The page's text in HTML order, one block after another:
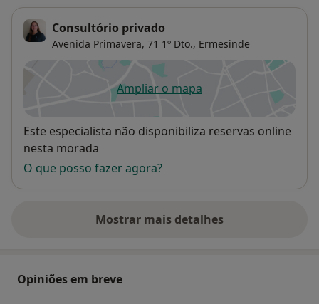
Consultório privado
Avenida Primavera, 71 1º Dto., Ermesinde
Ampliar o mapaabre num novo separador
Disponibilidade
Este especialista não disponibiliza reservas online
nesta morada
O que posso fazer agora?
Mostrar mais detalhes
sobre o endereço
Opiniões em breve